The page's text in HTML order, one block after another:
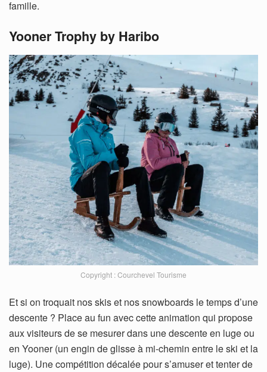
famille.
Yooner Trophy by Haribo
Copyright : Courchevel Tourisme
Et si on troquait nos skis et nos snowboards le temps d’une
descente ? Place au fun avec cette animation qui propose
aux visiteurs de se mesurer dans une descente en luge ou
en Yooner (un engin de glisse à mi-chemin entre le ski et la
luge). Une compétition décalée pour s’amuser et tenter de